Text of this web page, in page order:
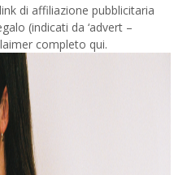
di affiliazione pubblicitaria
(indicati da ‘advert –
completo qui.